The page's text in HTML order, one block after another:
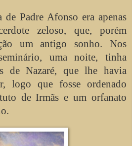
de Padre Afonso era apenas
zeloso, que, porém
um antigo sonho. Nos
uma noite, tinha
de Nazaré, que lhe havia
logo que fosse ordenado
de Irmãs e um orfanato